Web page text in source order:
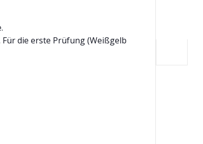
die erste Prüfung (Weißgelb